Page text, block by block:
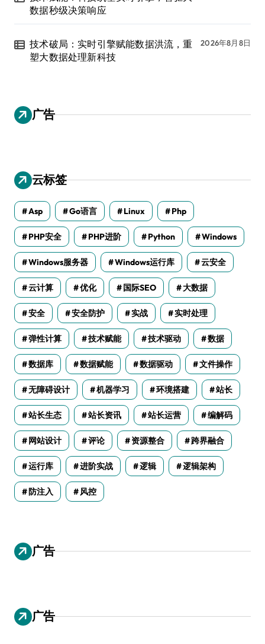
数据秒级决策响应
技术破局：实时引擎赋能数据洪流，重
塑大数据处理新科技
2026年8月8日
广告
云标签
Asp Go语言 Linux Php
PHP安全 PHP进阶 Python Windows
Windows服务器 Windows运行库 云安全
云计算 优化 国际SEO 大数据
安全 安全防护 实战 实时处理
弹性计算 技术赋能 技术驱动 数据
数据库 数据赋能 数据驱动 文件操作
无障碍设计 机器学习 环境搭建 站长
站长生态 站长资讯 站长运营 编解码
网站设计 评论 资源整合 跨界融合
运行库 进阶实战 逻辑 逻辑架构
防注入 风控
广告
广告